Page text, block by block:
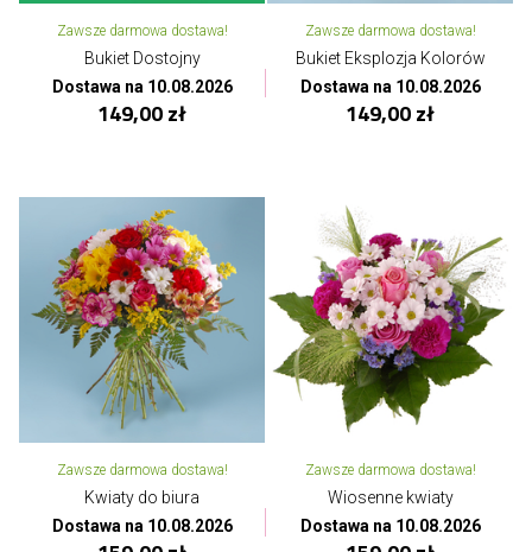
Zawsze darmowa dostawa!
Bukiet Dostojny
Dostawa na 10.08.2026
149,00 zł
Zawsze darmowa dostawa!
Bukiet Eksplozja Kolorów
Dostawa na 10.08.2026
149,00 zł
Zawsze darmowa dostawa!
Kwiaty do biura
Dostawa na 10.08.2026
Zawsze darmowa dostawa!
Wiosenne kwiaty
Dostawa na 10.08.2026